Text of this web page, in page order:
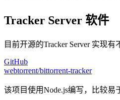
Tracker Server 软件
目前开源的Tracker Server 实现
GitHub
webtorrent/bittorrent-tracker
该项目使用Node.js编写，比较易